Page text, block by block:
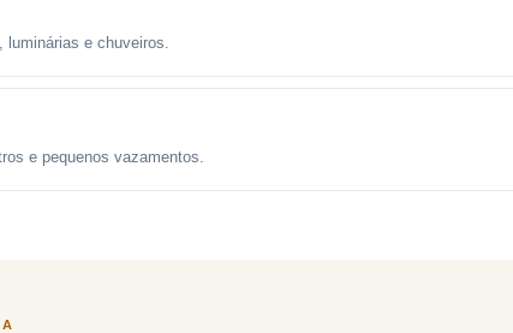
luminárias e chuveiros.
e pequenos vazamentos.